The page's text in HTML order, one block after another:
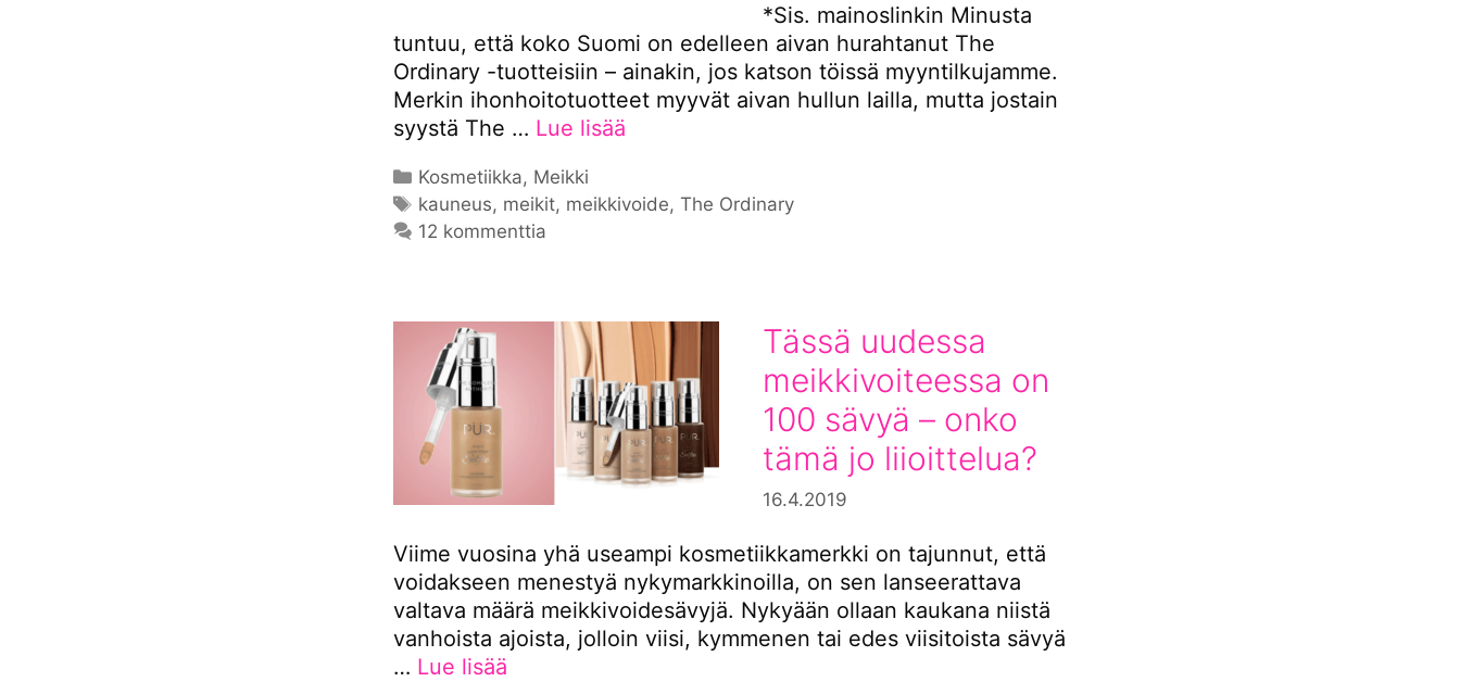
*Sis. mainoslinkin Minusta
tuntuu, että koko Suomi on edelleen aivan hurahtanut The
Ordinary -tuotteisiin – ainakin, jos katson töissä myyntilkujamme.
Merkin ihonhoitotuotteet myyvät aivan hullun lailla, mutta jostain
syystä The … Lue lisää
Kategoriat
Kosmetiikka, Meikki
Avainsanat
kauneus, meikit, meikkivoide,The Ordinary
12 kommenttia
Tässä uudessa
meikkivoiteessa on
100 sävyä – onko
tämä jo liioittelua?
16.4.2019
Viime vuosina yhä useampi kosmetiikkamerkki on tajunnut, että
voidakseen menestyä nykymarkkinoilla, on sen lanseerattava
valtava määrä meikkivoidesävyjä. Nykyään ollaan kaukana niistä
vanhoista ajoista, jolloin viisi, kymmenen tai edes viisitoista sävyä
… Lue lisää